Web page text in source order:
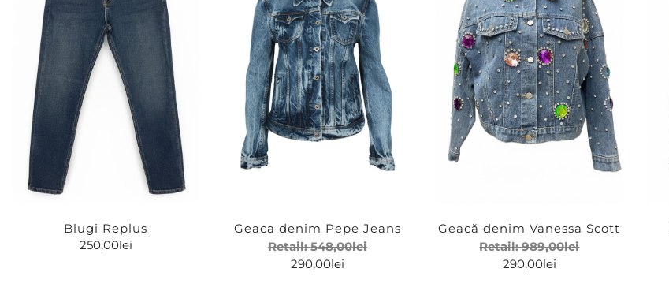
Blugi Replus
250,00lei
Geaca denim Pepe Jeans
Retail:548,00lei
290,00lei
Geacă denim Vanessa Scott
Retail:989,00lei
290,00lei